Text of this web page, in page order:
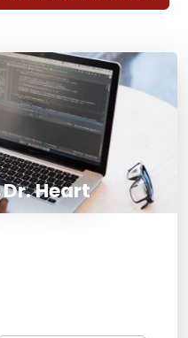
Heart